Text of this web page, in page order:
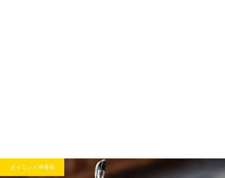
ダイエット停滞期